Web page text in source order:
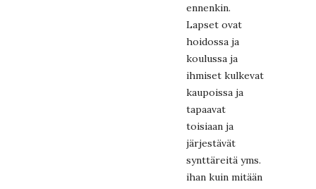
ennenkin.
Lapset ovat
hoidossa ja
koulussa ja
ihmiset kulkevat
kaupoissa ja
tapaavat
toisiaan ja
järjestävät
synttäreitä yms.
ihan kuin mitään